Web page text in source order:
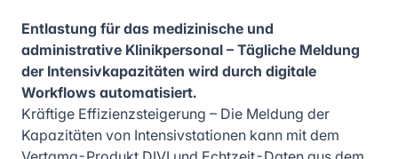
Entlastung für das medizinische und
administrative Klinikpersonal – Tägliche Meldung
der Intensivkapazitäten wird durch digitale
Workflows automatisiert.
Kräftige Effizienzsteigerung – Die Meldung der
Kapazitäten von Intensivstationen kann mit dem